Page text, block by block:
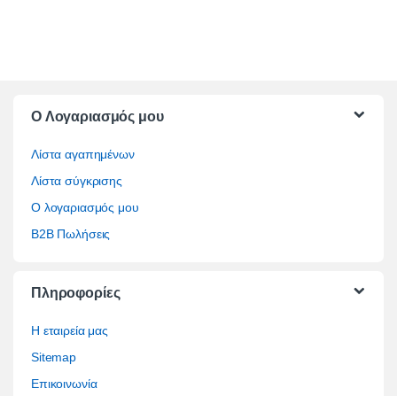
O Λογαριασμός μου
Λίστα αγαπημένων
Λίστα σύγκρισης
Ο λογαριασμός μου
B2B Πωλήσεις
Πληροφορίες
Η εταιρεία μας
Sitemap
Επικοινωνία